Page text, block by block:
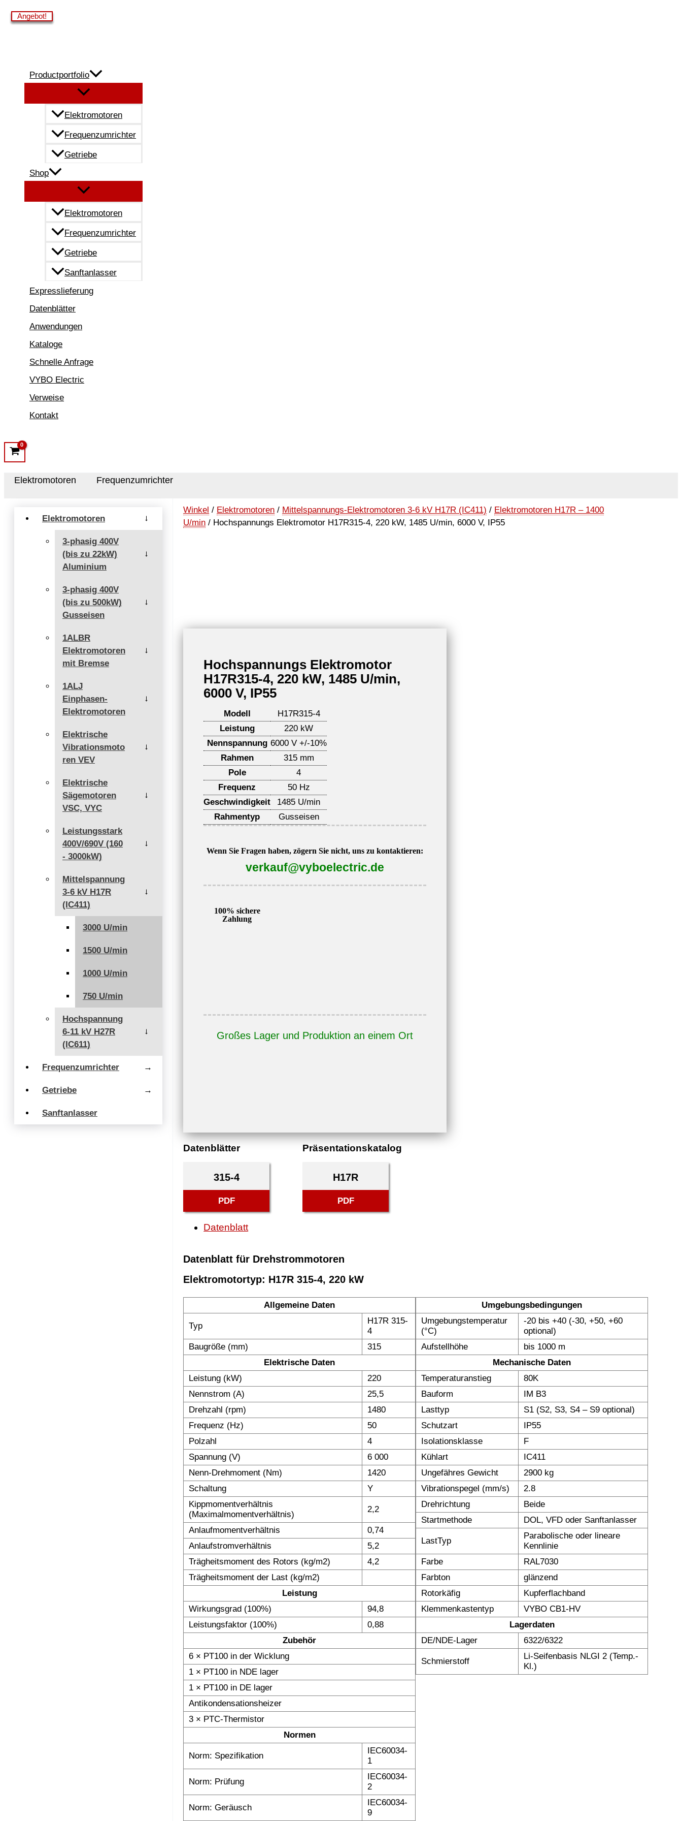
Zum
Inhalt
Productportfolio
Elektromotoren
Frequenzumrichter
Getriebe
Shop
Elektromotoren
Frequenzumrichter
Getriebe
Sanftanlasser
Expresslieferung
Datenblätter
Anwendungen
Kataloge
Schnelle Anfrage
VYBO Electric
Verweise
Kontakt
Elektromotoren Frequenzumrichter
Elektromotoren →
3-phasig 400V
(bis zu 22kW)
Aluminium
→
3-phasig 400V
(bis zu 500kW)
Gusseisen
→
1ALBR
Elektromotoren
mit Bremse
→
1ALJ
Einphasen-
Elektromotoren
→
Elektrische
Vibrationsmoto
ren VEV
→
Elektrische
Sägemotoren
VSC, VYC
→
Leistungsstark
400V/690V (160
- 3000kW)
→
Mittelspannung
3-6 kV H17R
(IC411)
→
3000 U/min
1500 U/min
1000 U/min
750 U/min
Hochspannung
6-11 kV H27R
(IC611)
→
Frequenzumrichter →
Getriebe →
Sanftanlasser
Winkel / Elektromotoren / Mittelspannungs-Elektromotoren 3-6 kV H17R (IC411) / Elektromotoren H17R – 1400
U/min / Hochspannungs Elektromotor H17R315-4, 220 kW, 1485 U/min, 6000 V, IP55
Hochspannungs Elektromotor
H17R315-4, 220 kW, 1485 U/min,
6000 V, IP55
Modell
H17R315-4
Leistung
220 kW
Nennspannung 6000 V +/-10%
Rahmen
315 mm
Pole
4
Frequenz
50 Hz
Geschwindigkeit
1485 U/min
Rahmentyp
Gusseisen
Wenn Sie Fragen haben, zögern Sie nicht, uns zu kontaktieren:
verkauf@vyboelectric.de
100% sichere
Zahlung
Großes Lager und Produktion an einem Ort
Datenblätter
315-4
PDF
Präsentationskatalog
H17R
PDF
Datenblatt
Datenblatt für Drehstrommotoren
Elektromotortyp: H17R 315-4, 220 kW
Allgemeine Daten
Typ
H17R 315-
4
Baugröße (mm)
315
Elektrische Daten
Leistung (kW)
220
Nennstrom (A)
25,5
Drehzahl (rpm)
1480
Frequenz (Hz)
50
Polzahl
4
Spannung (V)
6 000
Nenn-Drehmoment (Nm)
1420
Schaltung
Y
Kippmomentverhältnis
(Maximalmomentverhältnis)
2,2
Anlaufmomentverhältnis
0,74
Anlaufstromverhältnis
5,2
Trägheitsmoment des Rotors (kg/m2)
4,2
Trägheitsmoment der Last (kg/m2)
Leistung
Wirkungsgrad (100%)
94,8
Leistungsfaktor (100%)
0,88
Zubehör
6 × PT100 in der Wicklung
1 × PT100 in NDE lager
1 × PT100 in DE lager
Antikondensationsheizer
3 × PTC-Thermistor
Normen
Norm: Spezifikation
IEC60034-
1
Norm: Prüfung
IEC60034-
2
Norm: Geräusch
IEC60034-
9
Umgebungsbedingungen
Umgebungstemperatur
(°C)
-20 bis +40 (-30, +50, +60
optional)
Aufstellhöhe
bis 1000 m
Mechanische Daten
Temperaturanstieg
80K
Bauform
IM B3
Lasttyp
S1 (S2, S3, S4 – S9 optional)
Schutzart
IP55
Isolationsklasse
F
Kühlart
IC411
Ungefähres Gewicht
2900 kg
Vibrationspegel (mm/s)
2.8
Drehrichtung
Beide
Startmethode
DOL, VFD oder Sanftanlasser
LastTyp
Parabolische oder lineare
Kennlinie
Farbe
RAL7030
Farbton
glänzend
Rotorkäfig
Kupferflachband
Klemmenkastentyp
VYBO CB1-HV
Lagerdaten
DE/NDE-Lager
6322/6322
Schmierstoff
Li-Seifenbasis NLGI 2 (Temp.-
Kl.)
Angebot!
Angebot!
Angebot!
Angebot!